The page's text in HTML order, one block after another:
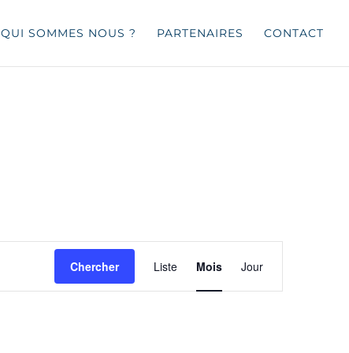
QUI SOMMES NOUS ? PARTENAIRES CONTACT
Chercher
Navigation
de
vues
Liste Mois Jour